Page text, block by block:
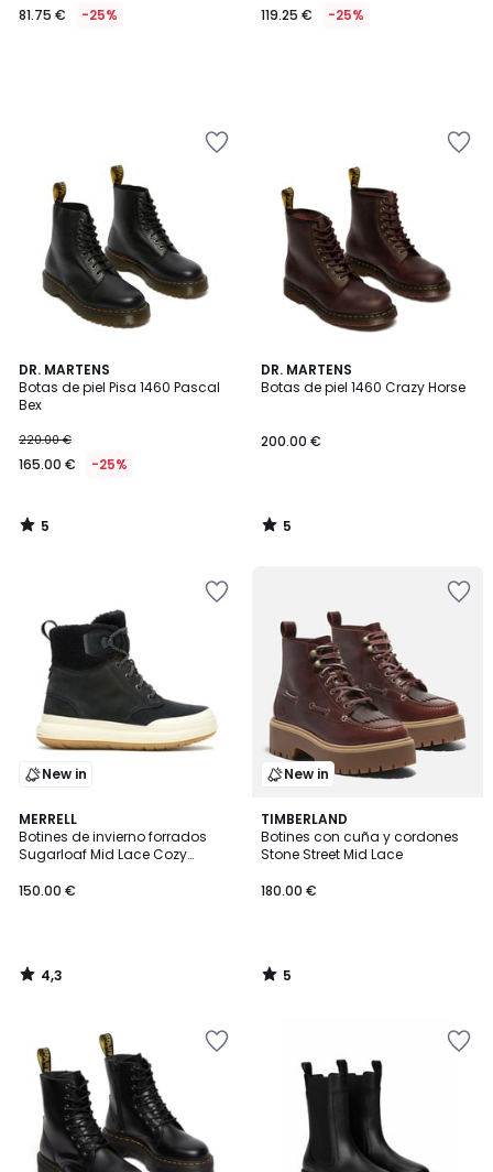
81.75 € -25% 119.25 € -25%
DR. MARTENS
Botas de piel Pisa 1460 Pascal
Bex
220.00 €
165.00 € -25%
5
/
5
5
/
DR. MARTENS
Botas de piel 1460 Crazy Horse
200.00 €
5
/
5
/
New in
MERRELL
Botines de invierno forrados
Sugarloaf Mid Lace Cozy
150.00 €
4,3
/ 5
4,3
/
New in
TIMBERLAND
Botines con cuña y cordones
Stone Street Mid Lace
180.00 €
5
/
5
5
/